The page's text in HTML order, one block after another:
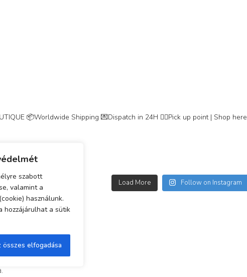
szabott
valamint a
használunk.
hozzájárulhat a sütik
összes elfogadása
📦Worldwide Shipping 💌Dispatch in 24H 👇🏽Pick up point | Shop here
Load More Follow on Instagram